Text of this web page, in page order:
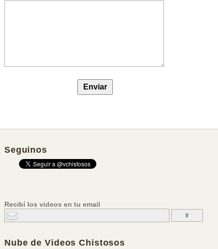
Seguinos
Recibí los videos en tu email
Nube deVideos Chistosos